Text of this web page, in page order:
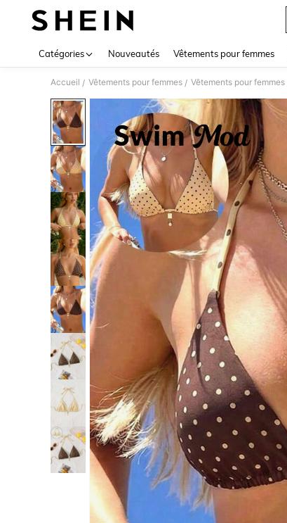
Catégories Nouveautés Vêtements pour femmes
Accueil / Vêtements pour femmes / Vêtements pour femmes